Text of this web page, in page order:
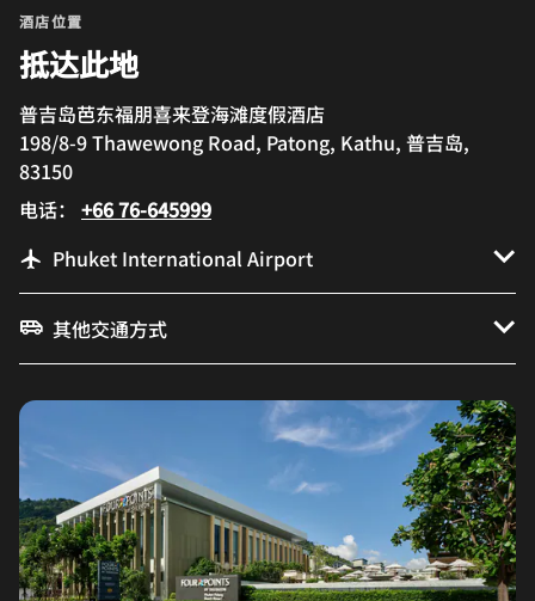
酒店位置
抵达此地
普吉岛芭东福朋喜来登海滩度假酒店
198/8-9 Thawewong Road, Patong, Kathu, 普吉岛,
83150
电话： +66 76-645999
Phuket International Airport
其他交通方式